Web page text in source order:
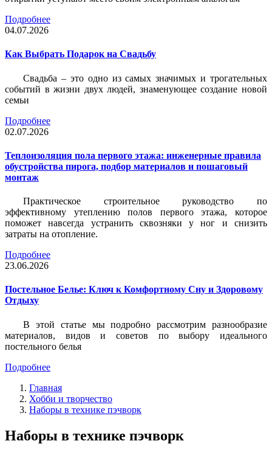
Подробнее
04.07.2026
Как Выбрать Подарок на Свадьбу
Свадьба – это одно из самых значимых и трогательных
событий в жизни двух людей, знаменующее создание новой
семьи
Подробнее
02.07.2026
Теплоизоляция пола первого этажа: инженерные правила
обустройства пирога, подбор материалов и пошаговый
монтаж
Практическое строительное руководство по
эффективному утеплению полов первого этажа, которое
поможет навсегда устранить сквозняки у ног и снизить
затраты на отопление.
Подробнее
23.06.2026
Постельное Белье: Ключ к Комфортному Сну и Здоровому
Отдыху
В этой статье мы подробно рассмотрим разнообразие
материалов, видов и советов по выбору идеального
постельного белья
Подробнее
Главная
Хобби и творчество
Наборы в технике пэчворк
Наборы в технике пэчворк